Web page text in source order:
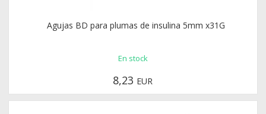
Agujas BD para plumas de insulina 5mm x31G
En stock
8,23 EUR